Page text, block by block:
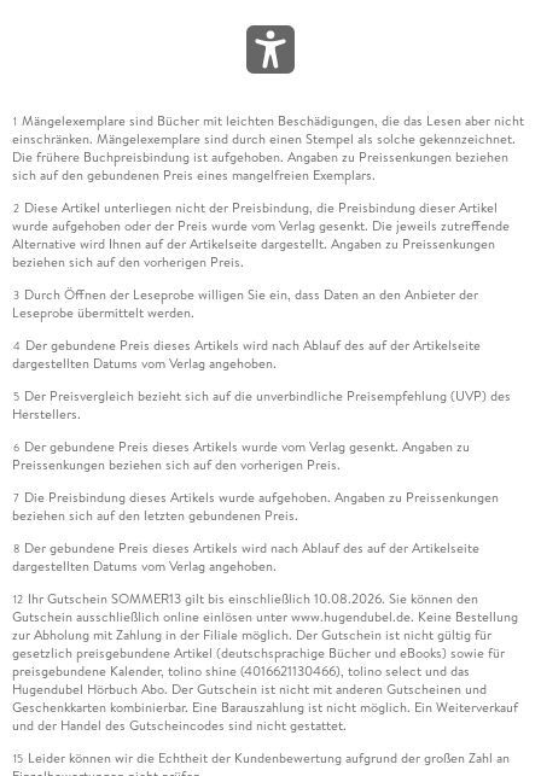
1 Mängelexemplare sind Bücher mit leichten Beschädigungen, die das Lesen aber nicht
einschränken. Mängelexemplare sind durch einen Stempel als solche gekennzeichnet.
Die frühere Buchpreisbindung ist aufgehoben. Angaben zu Preissenkungen beziehen
sich auf den gebundenen Preis eines mangelfreien Exemplars.
2 Diese Artikel unterliegen nicht der Preisbindung, die Preisbindung dieser Artikel
wurde aufgehoben oder der Preis wurde vom Verlag gesenkt. Die jeweils zutreffende
Alternative wird Ihnen auf der Artikelseite dargestellt. Angaben zu Preissenkungen
beziehen sich auf den vorherigen Preis.
3 Durch Öffnen der Leseprobe willigen Sie ein, dass Daten an den Anbieter der
Leseprobe übermittelt werden.
4 Der gebundene Preis dieses Artikels wird nach Ablauf des auf der Artikelseite
dargestellten Datums vom Verlag angehoben.
5 Der Preisvergleich bezieht sich auf die unverbindliche Preisempfehlung (UVP) des
Herstellers.
6 Der gebundene Preis dieses Artikels wurde vom Verlag gesenkt. Angaben zu
Preissenkungen beziehen sich auf den vorherigen Preis.
7 Die Preisbindung dieses Artikels wurde aufgehoben. Angaben zu Preissenkungen
beziehen sich auf den letzten gebundenen Preis.
8 Der gebundene Preis dieses Artikels wird nach Ablauf des auf der Artikelseite
dargestellten Datums vom Verlag angehoben.
12 Ihr Gutschein SOMMER13 gilt bis einschließlich 10.08.2026. Sie können den
Gutschein ausschließlich online einlösen unter www.hugendubel.de. Keine Bestellung
zur Abholung mit Zahlung in der Filiale möglich. Der Gutschein ist nicht gültig für
gesetzlich preisgebundene Artikel (deutschsprachige Bücher und eBooks) sowie für
preisgebundene Kalender, tolino shine (4016621130466), tolino select und das
Hugendubel Hörbuch Abo. Der Gutschein ist nicht mit anderen Gutscheinen und
Geschenkkarten kombinierbar. Eine Barauszahlung ist nicht möglich. Ein Weiterverkauf
und der Handel des Gutscheincodes sind nicht gestattet.
15 Leider können wir die Echtheit der Kundenbewertung aufgrund der großen Zahl an